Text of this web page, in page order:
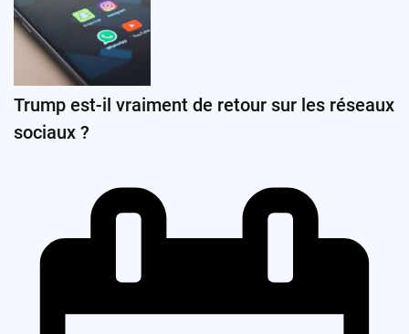
Trump est-il vraiment de retour sur les réseaux
sociaux ?